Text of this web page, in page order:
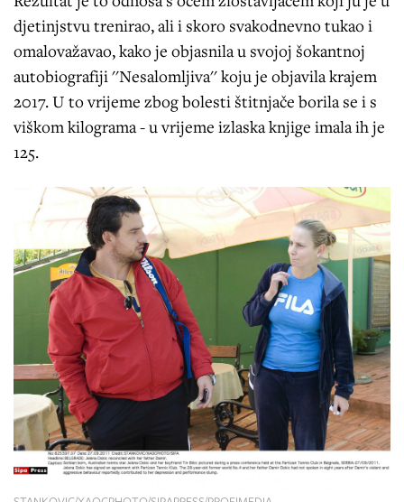
djetinjstvu trenirao, ali i skoro svakodnevno tukao i
omalovažavao, kako je objasnila u svojoj šokantnoj
autobiografiji ''Nesalomljiva'' koju je objavila krajem
2017. U to vrijeme zbog bolesti štitnjače borila se i s
viškom kilograma - u vrijeme izlaska knjige imala ih je
125.